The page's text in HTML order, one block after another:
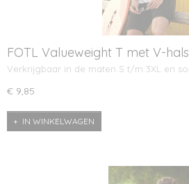
FOTL Valueweight T met V-hals
Verkrijgbaar in de maten S t/m 3XL en
€ 9,85
IN WINKELWAGEN